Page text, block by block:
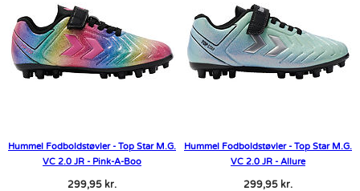
Hummel Fodboldstøvler - Top Star M.G.
VC 2.0 JR - Pink-A-Boo
299,95 kr.
Hummel Fodboldstøvler - Top Star M.G.
VC 2.0 JR - Allure
299,95 kr.